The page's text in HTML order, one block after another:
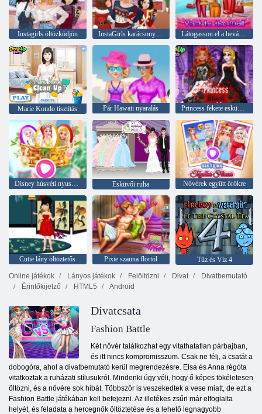
Instagirls öltözködjön InstaGirls karácsonyi öltöztetős
Marie Kondo tisztítás Pár Hawaii nyaralás Princess fekete esküvői ruha
Disney húsvéti nyuszi fél Esküvői ruha Nővérek együtt örökre
Cutie lány öltöztetős Pixie szauna flörtöl
Tűz és Víz 4
Online játékok
Lányos játékok Felöltözni Divat
Divatbemutató
Érintőkijelző
HTML5 Android
Divatcsata
Fashion Battle
Két nővér találkozhat egy vitathatatlan párbajban,
és itt nincs kompromisszum. Csak ne félj, a csatát a
dobogóra, ahol a divatbemutató kerül megrendezésre. Elsa és Anna régóta
vitatkoztak a ruházati stílusukról. Mindenki úgy véli, hogy ő képes tökéletesen
öltözni, és a nővére sok hibát. Többször is veszekedtek a vese miatt, de ezt a
Fashion Battle játékában kell befejezni. Az illetékes zsűri már elfoglalta
helyét, és feladata a hercegnők öltöztetése és a lehető legnagyobb